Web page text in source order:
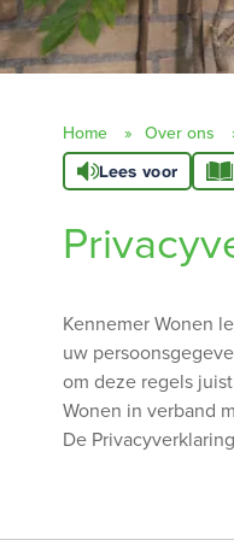
Home Over ons
Lees voor
Kennemer Wonen
uw
om deze regels
Wonen in verband
De